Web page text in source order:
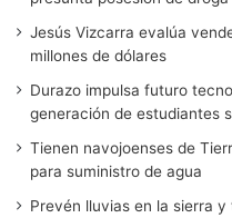
Jesús Vizcarra evalúa
millones de dólares
Durazo impulsa futuro
generación de estudiantes
Tienen navojoenses de
para suministro de agua
Prevén lluvias en la sierra